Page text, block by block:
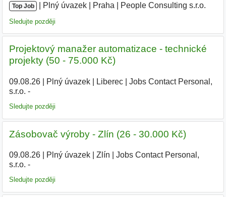
Top Job Plný úvazek Praha People Consulting s.r.o.
Sledujte později
Projektový manažer automatizace - technické
projekty (50 - 75.000 Kč)
09.08.26| Plný úvazek| Liberec|
Jobs Contact Personal,
s.r.o. -
Sledujte později
Zásobovač výroby - Zlín (26 - 30.000 Kč)
09.08.26| Plný úvazek| Zlín
Jobs Contact Personal,
s.r.o. -
Sledujte později